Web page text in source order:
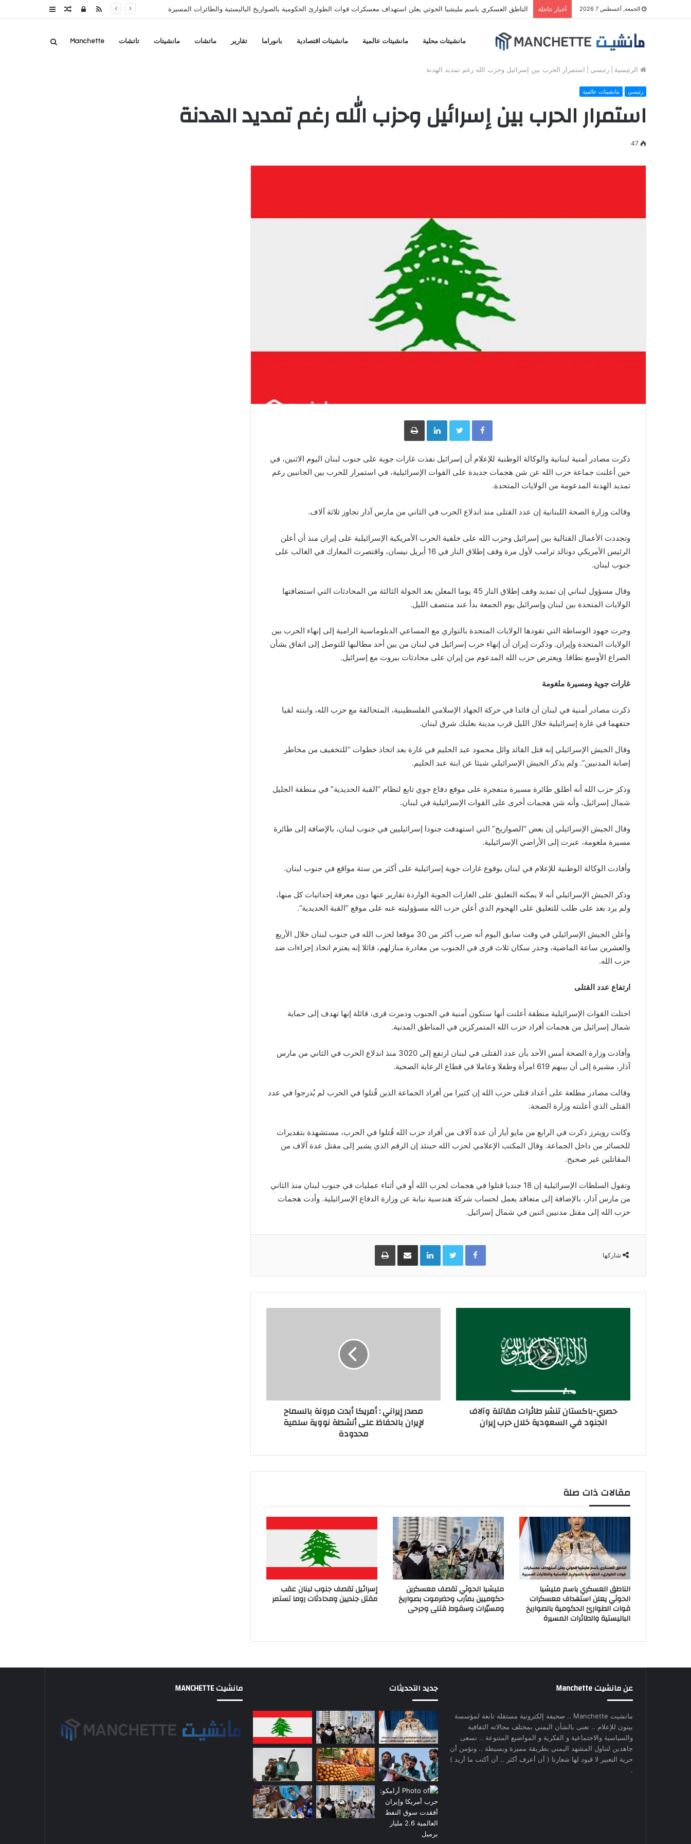
الجمعة, أغسطس 7 2026 أخبار عاجلة الناطق العسكري باسم مليشيا الحوثي يعلن استهداف معسكرات قوات الطوارئ الحكومية بالصواريخ الباليستية والطائرات المسيرة عمودمقالتسجيلRSS
مانشيتات محلية مانشيتات عالمية مانشيتات اقتصادية بانوراما تقارير ماتشات مانشيتات تاتشات Manchette بحث
الرئيسية رئيسي استمرار الحرب بين إسرائيل وحزب الله رغم تمديد الهدنة
رئيسي مانشيتات عالمية
استمرار الحرب بين إسرائيل وحزب الله رغم تمديد الهدنة
47
Facebook
Twitter
LinkedInطباعة
ذكرت مصادر أمنية لبنانية والوكالة ​الوطنية للإعلام أن إسرائيل نفذت غارات جوية على جنوب لبنان اليوم الاثنين، في
حين أعلنت جماعة حزب الله عن شن هجمات ‌جديدة على القوات الإسرائيلية، في استمرار للحرب بين الجانبين رغم
تمديد الهدنة المدعومة من الولايات المتحدة.
وقالت وزارة الصحة اللبنانية إن عدد القتلى منذ اندلاع الحرب في الثاني من مارس آذار تجاوز ثلاثة آلاف.
وتجددت الأعمال القتالية بين إسرائيل وحزب الله على خلفية الحرب الأمريكية الإسرائيلية على إيران منذ أن أعلن
الرئيس الأمريكي دونالد ترامب لأول مرة وقف إطلاق النار في 16 أبريل نيسان، واقتصرت المعارك في الغالب على
جنوب لبنان.
وقال مسؤول لبناني إن تمديد وقف إطلاق النار 45 يوما المعلن بعد الجولة الثالثة من ​المحادثات التي استضافتها
الولايات المتحدة بين لبنان وإسرائيل يوم الجمعة بدأ عند منتصف الليل.
وجرت جهود الوساطة التي تقودها الولايات المتحدة ⁠بالتوازي مع المساعي الدبلوماسية الرامية إلى إنهاء الحرب بين
الولايات المتحدة وإيران. وذكرت إيران أن إنهاء حرب إسرائيل في لبنان من بين أحد مطالبها للتوصل إلى اتفاق بشأن
الصراع الأوسع نطاقا. ويعترض حزب الله المدعوم من إيران على محادثات بيروت مع إسرائيل.
غارات جوية ومسيرة ملغومة
ذكرت مصادر أمنية في لبنان أن ​قائدا في حركة الجهاد الإسلامي الفلسطينية، المتحالفة مع حزب الله، وابنته لقيا
حتفهما في غارة إسرائيلية خلال الليل قرب مدينة بعلبك شرق لبنان.
وقال الجيش الإسرائيلي إنه قتل القائد وائل محمود عبد الحليم في غارة بعد اتخاذ خطوات “للتخفيف من مخاطر
إصابة المدنيين”. ولم يذكر الجيش الإسرائيلي شيئا عن ابنة عبد الحليم.
وذكر حزب الله أنه أطلق طائرة مسيرة متفجرة على موقع دفاع جوي تابع لنظام “القبة الحديدية” في منطقة الجليل
شمال إسرائيل، وأنه شن هجمات أخرى على القوات الإسرائيلية في لبنان.
وقال الجيش الإسرائيلي إن بعض “الصواريخ” ​التي استهدفت جنودا إسرائيليين في جنوب لبنان، بالإضافة إلى طائرة
مسيرة ملغومة، عبرت إلى الأراضي الإسرائيلية.
وأفادت الوكالة الوطنية للإعلام في لبنان بوقوع غارات جوية إسرائيلية على أكثر من ‌ستة مواقع ⁠في جنوب لبنان.
وذكر الجيش الإسرائيلي أنه لا يمكنه التعليق على الغارات الجوية الواردة تقارير عنها دون معرفة إحداثيات كل منها،
ولم يرد بعد على طلب للتعليق على الهجوم الذي أعلن حزب الله مسؤوليته عنه على موقع “القبة الحديدية”.
وأعلن الجيش الإسرائيلي في وقت سابق اليوم أنه ضرب أكثر من 30 موقعا لحزب الله في جنوب لبنان خلال الأربع
والعشرين ساعة الماضية، وحذر سكان ثلاث قرى في الجنوب من مغادرة منازلهم، قائلا إنه يعتزم اتخاذ إجراءات ضد
حزب الله.
ارتفاع عدد القتلى
احتلت القوات الإسرائيلية منطقة أعلنت أنها ستكون أمنية في الجنوب ⁠ودمرت قرى، قائلة إنها تهدف إلى حماية
شمال إسرائيل من هجمات أفراد حزب الله المتمركزين في المناطق المدنية.
وأفادت وزارة الصحة أمس الأحد بأن عدد القتلى في لبنان ارتفع إلى 3020 منذ اندلاع الحرب في الثاني من مارس
آذار، مشيرة إلى أن بينهم 619 امرأة وطفلا وعاملا في قطاع الرعاية الصحية.
وقالت مصادر مطلعة على أعداد ​قتلى حزب الله إن ⁠كثيرا من أفراد الجماعة الذين قُتلوا في الحرب لم يُدرجوا في عدد
القتلى الذي أعلنته وزارة الصحة.
وكانت رويترز ذكرت في الرابع من مايو أيار أن عدة آلاف من أفراد حزب الله قُتلوا في الحرب، مستشهدة بتقديرات
للخسائر من داخل الجماعة. وقال المكتب الإعلامي لحزب الله حينئذ إن الرقم الذي يشير إلى مقتل عدة ⁠آلاف من ​
المقاتلين غير صحيح.
وتقول السلطات الإسرائيلية إن 18 جنديا قتلوا في هجمات لحزب الله أو في أثناء عمليات في جنوب لبنان منذ الثاني
من مارس آذار، بالإضافة إلى متعاقد يعمل لحساب شركة هندسية نيابة عن وزارة الدفاع الإسرائيلية. وأدت هجمات
حزب الله إلى مقتل مدنيين اثنين في شمال إسرائيل.
شاركها
Facebook
Twitter
LinkedInمشاركة عبر البريد طباعة
حصري-باكستان تنشر طائرات مقاتلة وآلاف
الجنود في السعودية خلال حرب إيران
مصدر إيراني : أمريكا أبدت مرونة بالسماح
لإيران بالحفاظ على أنشطة نووية سلمية
محدودة
مقالات ذات صلة
الناطق العسكري باسم مليشيا
الحوثي يعلن استهداف معسكرات
قوات الطوارئ الحكومية بالصواريخ
الباليستية والطائرات المسيرة
مليشيا الحوثي تقصف معسكرين
حكوميين بمأرب وحضرموت بصواريخ
ومسيّرات وسقوط قتلى وجرحى
إسرائيل تقصف جنوب لبنان عقب
مقتل جنديين ومحادثات روما تستمر
عن مانشيت Manchette
مانشيت Manchette .. صحيفة إلكترونية مستقلة تابعة لمؤسسة
بينون للإعلام .. تعنى بالشأن اليمني بمختلف مجالاته الثقافية
والسياسية والاجتماعية و الفكرية و المواضيع المتنوعة .. نسعى
جاهدين لتناول المشهد اليمني بطريقة مميزة وبسيطة .. ونؤمن أن
حرية التعبير لا قيود لها شعارنا ( أن أعرف أكثر .. أن أكتب ما أريد )
.
جديد التحديثات مانشيت MANCHETTE